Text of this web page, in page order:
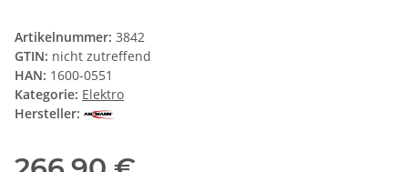
Artikelnummer: 3842
GTIN: nicht zutreffend
HAN: 1600-0551
Kategorie: Elektro
Hersteller: